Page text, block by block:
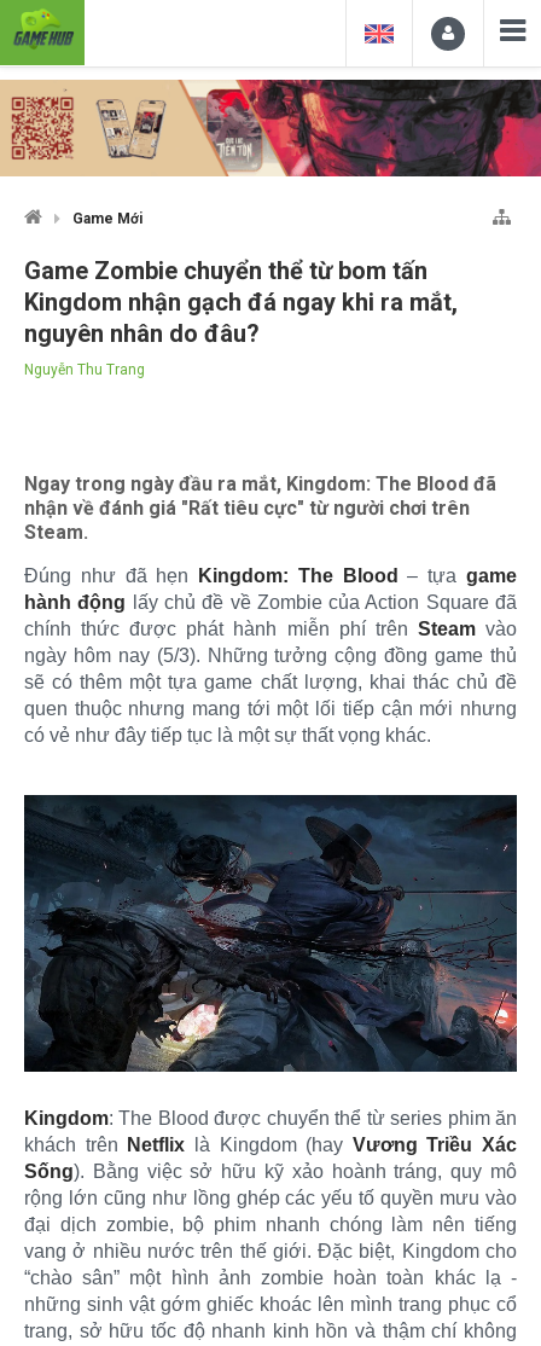
Game Mới
Game Zombie chuyển thể từ bom tấn
Kingdom nhận gạch đá ngay khi ra mắt,
nguyên nhân do đâu?
Nguyễn Thu Trang
Ngay trong ngày đầu ra mắt, Kingdom: The Blood đã
nhận về đánh giá "Rất tiêu cực" từ người chơi trên
Steam.
Đúng như đã hẹn Kingdom: The Blood – tựagame
hành động lấy chủ đề về Zombie của Action Square đã
chính thức được phát hành miễn phí trên Steamvào
ngày hôm nay (5/3). Những tưởng cộng đồng game thủ
sẽ có thêm một tựa game chất lượng, khai thác chủ đề
quen thuộc nhưng mang tới một lối tiếp cận mới nhưng
có vẻ như đây tiếp tục là một sự thất vọng khác.
Kingdom: The Blood được chuyển thể từ series phim ăn
khách trên
Netflix là Kingdom (hay Vương Triều Xác
Sống). Bằng việc sở hữu kỹ xảo hoành tráng, quy mô
rộng lớn cũng như lồng ghép các yếu tố quyền mưu vào
đại dịch zombie, bộ phim nhanh chóng làm nên tiếng
vang ở nhiều nước trên thế giới. Đặc biệt, Kingdom cho
“chào sân” một hình ảnh zombie hoàn toàn khác lạ -
những sinh vật gớm ghiếc khoác lên mình trang phục cổ
trang, sở hữu tốc độ nhanh kinh hồn và thậm chí không